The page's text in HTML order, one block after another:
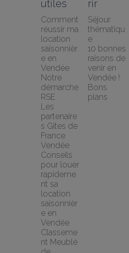
utiles
Comment
réussir ma
location
saisonnièr
e en
Vendée
Notre
démarche
RSE
Les
partenaire
s Gites de
France
Vendée
Conseils
pour louer
rapideme
nt sa
location
saisonnièr
e en
Vendée
Classeme
nt Meublé
rir
Séjour
thématiqu
e
10 bonnes
raisons de
venir en
Vendée !
Bons
plans